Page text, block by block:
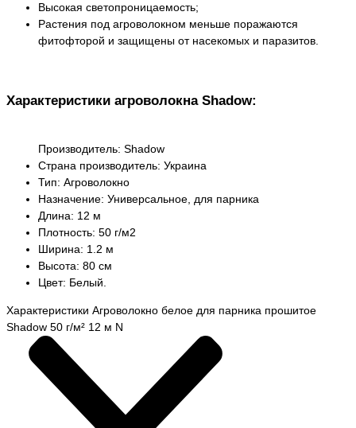
Высокая светопроницаемость;
Растения под агроволокном меньше поражаются
фитофторой и защищены от насекомых и паразитов.
Характеристики агроволокна Shadow:
Производитель: Shadow
Страна производитель: Украина
Тип: Агроволокно
Назначение: Универсальное, для парника
Длина: 12 м
Плотность: 50 г/м2
Ширина: 1.2 м
Высота: 80 см
Цвет: Белый.
Характеристики Агроволокно белое для парника прошитое
Shadow 50 г/м² 12 м N